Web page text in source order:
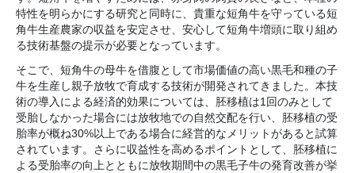
特性を明らかにする研究と同時に、貴重な短角牛を守っている短
角牛生産農家の収益を安定させ、安心して短角牛増頭に取り組め
る技術基盤の提示が必要となっています。
そこで、短角牛の母牛を借腹として市場価値の高い黒毛和種の子
牛を生産し親子放牧で育成する技術が開発されてきました。本技
術の導入による経済的効果については、胚移植は1回のみとして
受胎しなかった場合には放牧地での自然交配を行い、胚移植の受
胎率が概ね30%以上である場合に経営的なメリットがあると試算
されています。さらに収益性を高めるポイントとして、胚移植に
よる受胎率の向上とともに放牧期間中の黒毛子牛の発育改善が挙